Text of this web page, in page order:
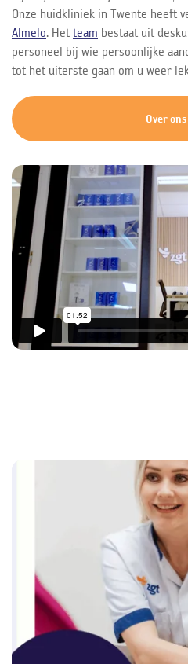
Onze huidkliniek in Twente heeft
Almelo. Het team bestaat uit
personeel bij wie persoonlijke
tot het uiterste gaan om u weer
Over ons